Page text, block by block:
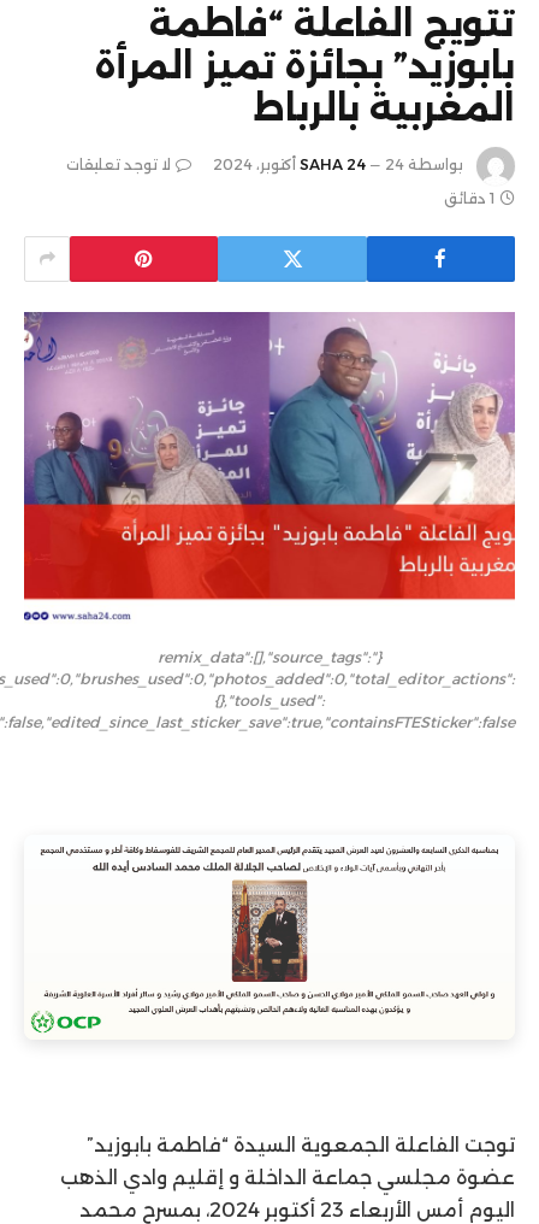
تتويج الفاعلة “فاطمة
بابوزيد” بجائزة تميز المرأة
المغربية بالرباط
بواسطة SAHA 24 24 أكتوبر، 2024
لا توجد تعليقات
1 دقائق
{"remix_data":[],"source_tags":
{},"tools_used":
توجت الفاعلة الجمعوية السيدة “فاطمة بابوزيد”
عضوة مجلسي جماعة الداخلة و إقليم وادي الذهب
اليوم أمس الأربعاء 23 أكتوبر 2024، بمسرح محمد